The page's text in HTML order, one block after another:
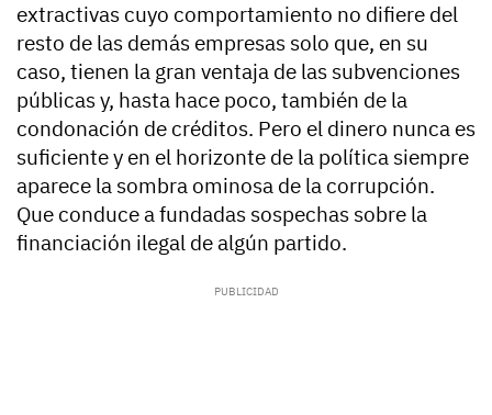
extractivas cuyo comportamiento no difiere del
resto de las demás empresas solo que, en su
caso, tienen la gran ventaja de las subvenciones
públicas y, hasta hace poco, también de la
condonación de créditos. Pero el dinero nunca es
suficiente y en el horizonte de la política siempre
aparece la sombra ominosa de la corrupción.
Que conduce a fundadas sospechas sobre la
financiación ilegal de algún partido.